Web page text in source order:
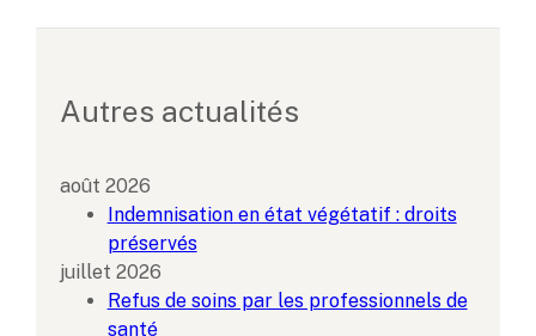
Autres actualités
août 2026
Indemnisation en état végétatif : droits
préservés
juillet 2026
Refus de soins par les professionnels de
santé